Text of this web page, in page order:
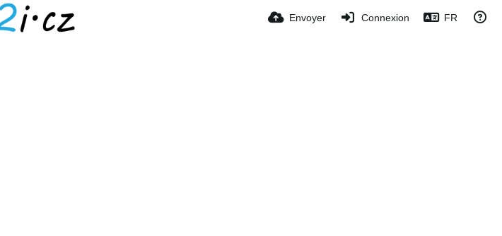
Envoyer Connexion FR